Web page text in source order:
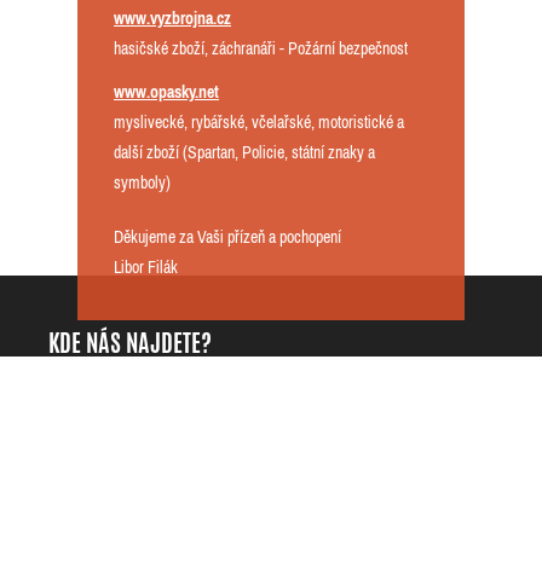
KDE NÁS NAJDETE?
www.vyzbrojna.cz
hasičské zboží, záchranáři - Požární bezpečnost
www.opasky.net
myslivecké, rybářské, včelařské, motoristické a
další zboží (Spartan, Policie, státní znaky a
symboly)
Děkujeme za Vaši přízeň a pochopení
Libor Filák